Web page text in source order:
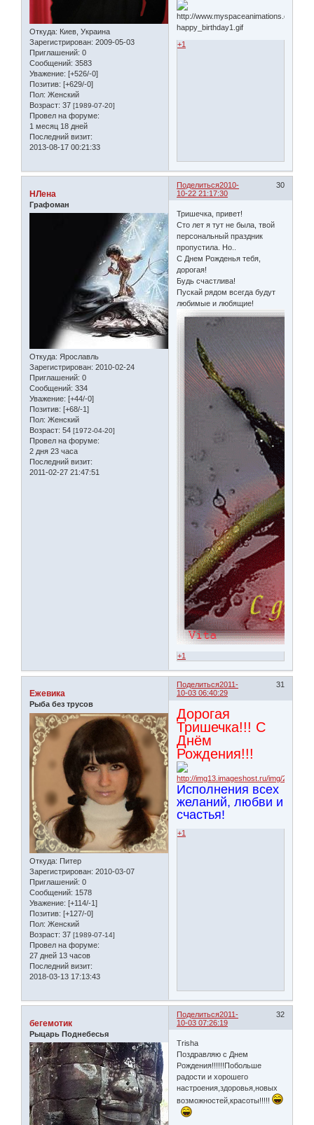
Откуда: Киев, Украина
Зарегистрирован: 2009-05-03
Приглашений: 0
Сообщений: 3583
Уважение: [+526/-0]
Позитив: [+629/-0]
Пол: Женский
Возраст: 37 [1989-07-20]
Провел на форуме:
1 месяц 18 дней
Последний визит:
2013-08-17 00:21:33
+1
Поделиться 30
2010-
10-22 21:17:30
НЛена
Графоман
Откуда: Ярославль
Зарегистрирован: 2010-02-24
Приглашений: 0
Сообщений: 334
Уважение: [+44/-0]
Позитив: [+68/-1]
Пол: Женский
Возраст: 54 [1972-04-20]
Провел на форуме:
2 дня 23 часа
Последний визит:
2011-02-27 21:47:51
Тришечка, привет!
Сто лет я тут не была, твой
персональный праздник
пропустила. Но..
С Днем Рожденья тебя,
дорогая!
Будь счастлива!
Пускай рядом всегда будут
любимые и любящие!
+1
Поделиться 31
2011-
10-03 06:40:29
Ежевика
Рыба без трусов
Откуда: Питер
Зарегистрирован: 2010-03-07
Приглашений: 0
Сообщений: 1578
Уважение: [+114/-1]
Позитив: [+127/-0]
Пол: Женский
Возраст: 37 [1989-07-14]
Провел на форуме:
27 дней 13 часов
Последний визит:
2018-03-13 17:13:43
Дорогая
Тришечка!!! С
Днём
Рождения!!!
Исполнения всех
желаний, любви и
счастья!
+1
Поделиться 32
2011-
10-03 07:26:19
бегемотик
Рыцарь Поднебесья
Trisha
Поздравляю с Днем
Рождения!!!!!!Побольше
радости и хорошего
настроения,здоровья,новых
возможностей,красоты!!!!!